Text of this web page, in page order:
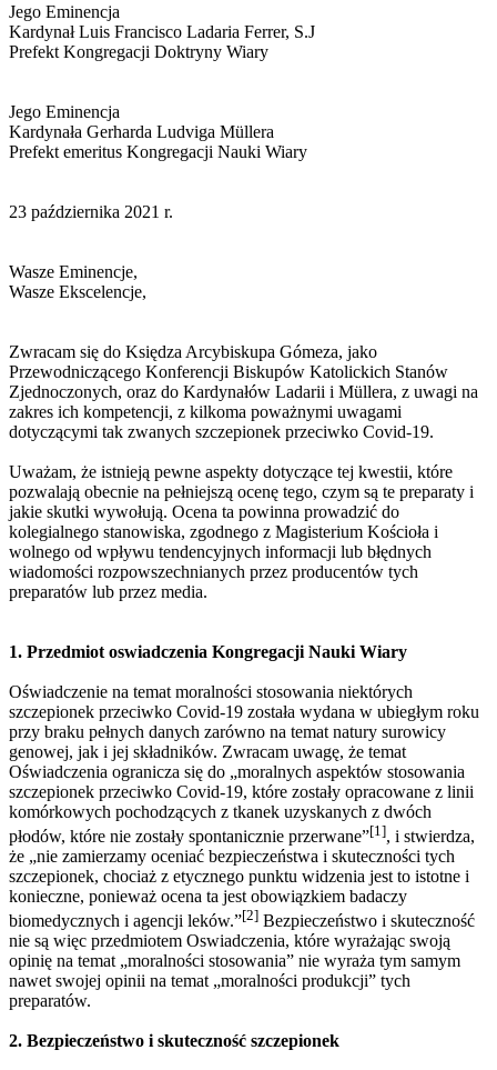
Jego Eminencja
Kardynał Luis Francisco Ladaria Ferrer, S.J
Prefekt Kongregacji Doktryny Wiary
Jego Eminencja
Kardynała Gerharda Ludviga Müllera
Prefekt emeritus Kongregacji Nauki Wiary
23 października 2021 r.
Wasze Eminencje,
Wasze Ekscelencje,
Zwracam się do Księdza Arcybiskupa Gómeza, jako
Przewodniczącego Konferencji Biskupów Katolickich Stanów
Zjednoczonych, oraz do Kardynałów Ladarii i Müllera, z uwagi na
zakres ich kompetencji, z kilkoma poważnymi uwagami
dotyczącymi tak zwanych szczepionek przeciwko Covid-19.
Uważam, że istnieją pewne aspekty dotyczące tej kwestii, które
pozwalają obecnie na pełniejszą ocenę tego, czym są te preparaty i
jakie skutki wywołują. Ocena ta powinna prowadzić do
kolegialnego stanowiska, zgodnego z Magisterium Kościoła i
wolnego od wpływu tendencyjnych informacji lub błędnych
wiadomości rozpowszechnianych przez producentów tych
preparatów lub przez media.
1. Przedmiot oswiadczenia Kongregacji Nauki Wiary
Oświadczenie na temat moralności stosowania niektórych
szczepionek przeciwko Covid-19 została wydana w ubiegłym roku
przy braku pełnych danych zarówno na temat natury surowicy
genowej, jak i jej składników. Zwracam uwagę, że temat
Oświadczenia ogranicza się do „moralnych aspektów stosowania
szczepionek przeciwko Covid-19, które zostały opracowane z linii
komórkowych pochodzących z tkanek uzyskanych z dwóch
płodów, które nie zostały spontanicznie przerwane”[1], i stwierdza,
że „nie zamierzamy oceniać bezpieczeństwa i skuteczności tych
szczepionek, chociaż z etycznego punktu widzenia jest to istotne i
konieczne, ponieważ ocena ta jest obowiązkiem badaczy
biomedycznych i agencji leków.”[2] Bezpieczeństwo i skuteczność
nie są więc przedmiotem Oswiadczenia, które wyrażając swoją
opinię na temat „moralności stosowania” nie wyraża tym samym
nawet swojej opinii na temat „moralności produkcji” tych
preparatów.
2. Bezpieczeństwo i skuteczność szczepionek